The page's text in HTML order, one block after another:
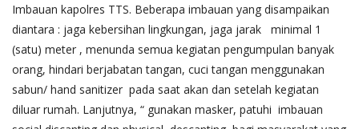
Imbauan kapolres TTS. Beberapa imbauan yang disampaikan
diantara : jaga kebersihan lingkungan, jaga jarak minimal 1
(satu) meter , menunda semua kegiatan pengumpulan banyak
orang, hindari berjabatan tangan, cuci tangan menggunakan
sabun/ hand sanitizer pada saat akan dan setelah kegiatan
diluar rumah. Lanjutnya, “ gunakan masker, patuhi imbauan